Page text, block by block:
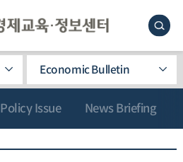
Economic Bulletin
Policy Issue News Briefing